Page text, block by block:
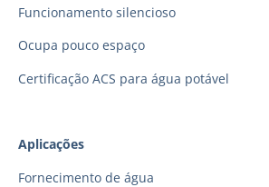
Funcionamento silencioso
Ocupa pouco espaço
Certificação ACS para água potável
Aplicações
Fornecimento de água